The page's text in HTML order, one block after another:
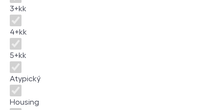
3+kk
4+kk
5+kk
Atypický
Housing